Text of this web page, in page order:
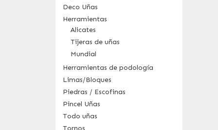
Deco Uñas
Herramientas
Alicates
Tijeras de uñas
Mundial
Herramientas de podología
Limas/Bloques
Piedras / Escofinas
Pincel Uñas
Todo uñas